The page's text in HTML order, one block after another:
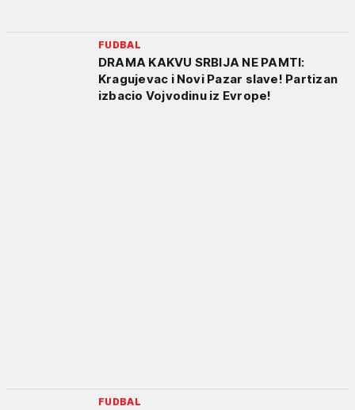
FUDBAL
DRAMA KAKVU SRBIJA NE PAMTI:
Kragujevac i Novi Pazar slave! Partizan
izbacio Vojvodinu iz Evrope!
FUDBAL